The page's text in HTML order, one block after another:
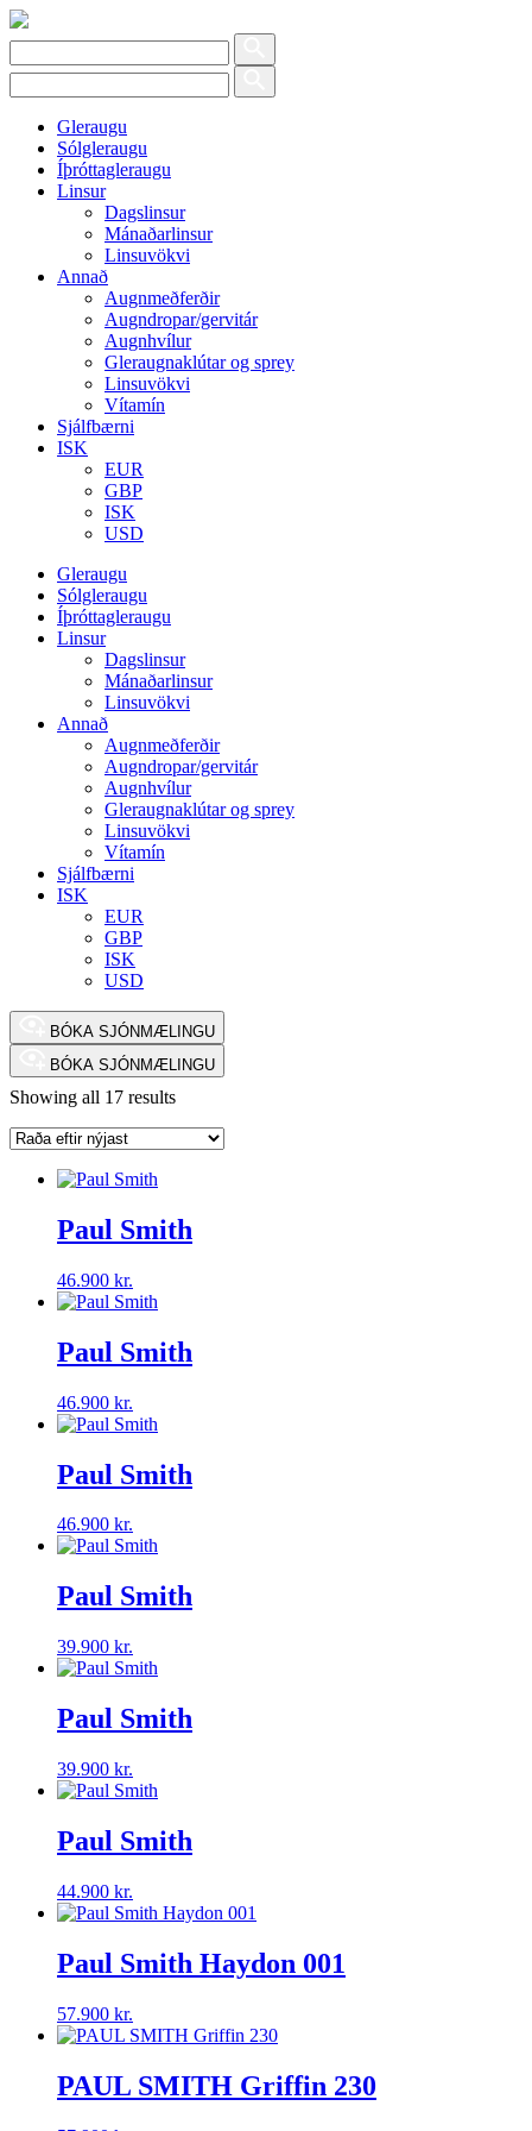
Gleraugu
Sólgleraugu
Íþróttagleraugu
Linsur
Dagslinsur
Mánaðarlinsur
Linsuvökvi
Annað
Augnmeðferðir
Augndropar/gervitár
Augnhvílur
Gleraugnaklútar og sprey
Linsuvökvi
Vítamín
Sjálfbærni
ISK
EUR
GBP
ISK
USD
Gleraugu
Sólgleraugu
Íþróttagleraugu
Linsur
Dagslinsur
Mánaðarlinsur
Linsuvökvi
Annað
Augnmeðferðir
Augndropar/gervitár
Augnhvílur
Gleraugnaklútar og sprey
Linsuvökvi
Vítamín
Sjálfbærni
ISK
EUR
GBP
ISK
USD
BÓKA SJÓNMÆLINGU
BÓKA SJÓNMÆLINGU
Showing all 17 resultsSorted
latest
Paul Smith
46.900 kr.
Paul Smith
46.900 kr.
Paul Smith
46.900 kr.
Paul Smith
39.900 kr.
Paul Smith
39.900 kr.
Paul Smith
44.900 kr.
Paul Smith Haydon 001
57.900 kr.
PAUL SMITH Griffin 230